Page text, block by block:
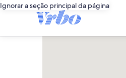
Ignorar a seção principal da página